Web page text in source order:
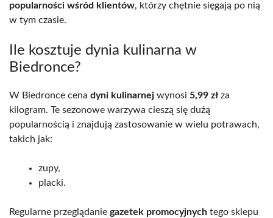
popularności wśród klientów, którzy chętnie sięgają po nią
w tym czasie.
Ile kosztuje dynia kulinarna w
Biedronce?
W Biedronce cena dyni kulinarnej wynosi 5,99 zł za
kilogram. Te sezonowe warzywa cieszą się dużą
popularnością i znajdują zastosowanie w wielu potrawach,
takich jak:
zupy,
placki.
Regularne przeglądanie gazetek promocyjnych tego sklepu